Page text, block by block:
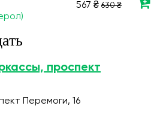
567 ₴ 630 ₴
проспект
Перемоги, 16